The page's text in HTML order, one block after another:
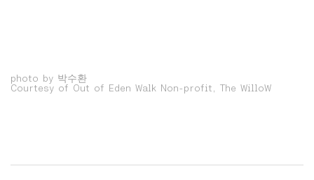
photo by 박수환
Courtesy of Out of Eden Walk Non-profit, The WilloW